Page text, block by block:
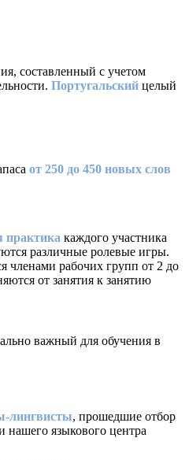
составленный с учетом
Португальский целый
от 250 до 450 новых слов
практика каждого участника
различные ролевые игры.
членами рабочих групп от 2 до
от занятия к занятию
важный для обучения в
лингвисты, прошедшие отбор
нашего языкового центра